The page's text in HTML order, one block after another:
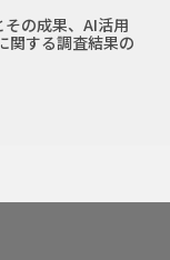
その成果、AI活用
関する調査結果の